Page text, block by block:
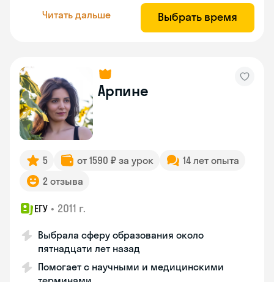
Читать дальше Выбрать время
Арпине
5 от 1590 ₽ за урок
14 лет опыта
2 отзыва
ЕГУ • 2011 г.
Выбрала сферу образования около
пятнадцати лет назад
Помогает с научными и медицинскими